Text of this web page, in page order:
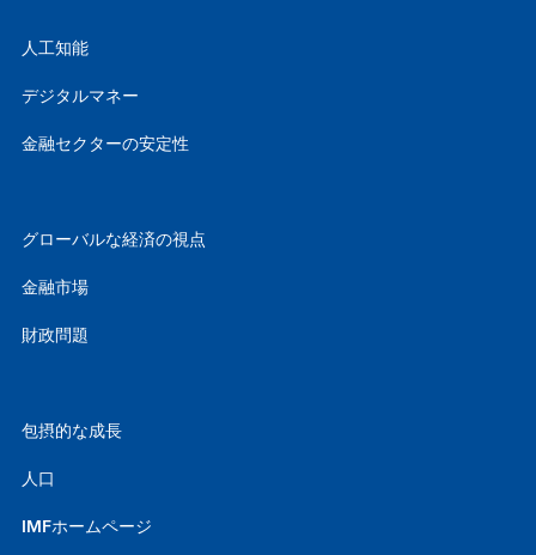
人工知能
デジタルマネー
金融セクターの安定性
グローバルな経済の視点
金融市場
財政問題
包摂的な成長
人口
IMFホームページ